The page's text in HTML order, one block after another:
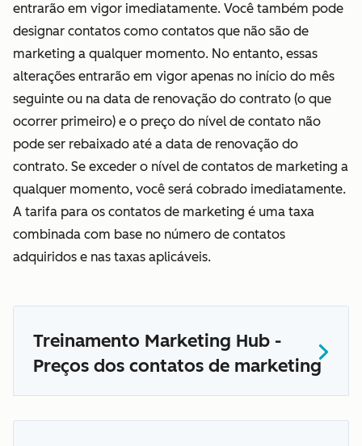
entrarão em vigor imediatamente. Você também pode
designar contatos como contatos que não são de
marketing a qualquer momento. No entanto, essas
alterações entrarão em vigor apenas no início do mês
seguinte ou na data de renovação do contrato (o que
ocorrer primeiro) e o preço do nível de contato não
pode ser rebaixado até a data de renovação do
contrato. Se exceder o nível de contatos de marketing a
qualquer momento, você será cobrado imediatamente.
A tarifa para os contatos de marketing é uma taxa
combinada com base no número de contatos
adquiridos e nas taxas aplicáveis.
Treinamento Marketing Hub -
Preços dos contatos de marketing